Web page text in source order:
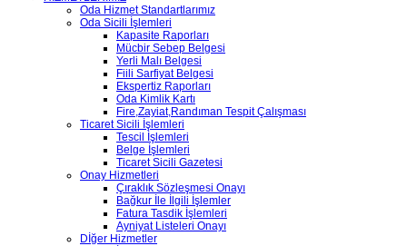
Oda Hizmet Standartlarımız
Oda Sicili İşlemleri
Kapasite Raporları
Mücbir Sebep Belgesi
Yerli Malı Belgesi
Fiili Sarfiyat Belgesi
Ekspertiz Raporları
Oda Kimlik Kartı
Fire,Zayiat,Randıman Tespit Çalışması
Ticaret Sicili İşlemleri
Tescil İşlemleri
Belge İşlemleri
Ticaret Sicili Gazetesi
Onay Hizmetleri
Çıraklık Sözleşmesi Onayı
Bağkur İle İlgili İşlemler
Fatura Tasdik İşlemleri
Ayniyat Listeleri Onayı
Dİğer Hizmetler